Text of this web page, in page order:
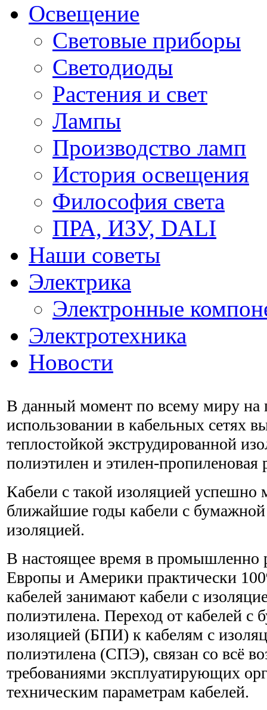
Освещение
Световые приборы
Светодиоды
Растения и свет
Лампы
Производство ламп
История освещения
Философия света
ПРА, ИЗУ, DALI
Наши советы
Электрика
Электронные
Электротехника
Новости
В данный момент по всему миру на
использовании в кабельных сетях
теплостойкой экструдированной
полиэтилен и этилен-пропиленовая
Кабели с такой изоляцией успешно
ближайшие годы кабели с
изоляцией.
В настоящее время в промышленно
Европы и Америки практически
кабелей занимают кабели с
полиэтилена. Переход от кабелей
изоляцией (БПИ) к кабелям с
полиэтилена (СПЭ), связан со всё
требованиями эксплуатирующих
техническим параметрам кабелей.